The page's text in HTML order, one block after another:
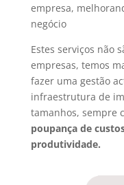
empresa,
negócio
Estes serviços não
empresas, temos
fazer uma gestão
infraestrutura de
tamanhos, sempre
poupança de
produtividade.